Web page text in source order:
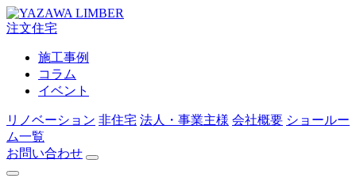
注文住宅
施工事例
コラム
イベント
リノベーション 非住宅 法人・事業主様 会社概要 ショールー
ム一覧
お問い合わせ